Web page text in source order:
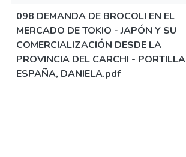
098 DEMANDA DE BROCOLI EN EL
MERCADO DE TOKIO - JAPÓN Y SU
COMERCIALIZACIÓN DESDE LA
PROVINCIA DEL CARCHI - PORTILLA
ESPAÑA, DANIELA.pdf